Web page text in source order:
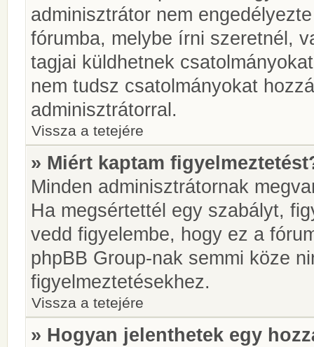
adminisztrátor nem
fórumba, melybe írni szeretnél,
tagjai küldhetnek
nem tudsz csatolmányokat
adminisztrátorral.
Vissza a tetejére
» Miért kaptam
Minden adminisztrátornak
Ha megsértettél egy szabályt,
vedd figyelembe, hogy ez a
phpBB Group-nak semmi köze
figyelmeztetésekhez.
Vissza a tetejére
» Hogyan jelenthetek egy